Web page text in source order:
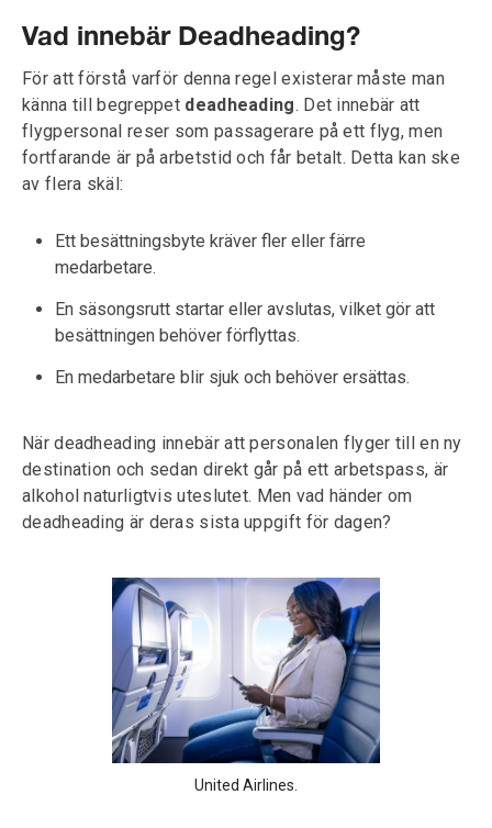
Vad innebär Deadheading?
För att förstå varför denna regel existerar måste man
känna till begreppet deadheading. Det innebär att
flygpersonal reser som passagerare på ett flyg, men
fortfarande är på arbetstid och får betalt. Detta kan ske
av flera skäl:
Ett besättningsbyte kräver fler eller färre
medarbetare.
En säsongsrutt startar eller avslutas, vilket gör att
besättningen behöver förflyttas.
En medarbetare blir sjuk och behöver ersättas.
När deadheading innebär att personalen flyger till en ny
destination och sedan direkt går på ett arbetspass, är
alkohol naturligtvis uteslutet. Men vad händer om
deadheading är deras sista uppgift för dagen?
United Airlines.